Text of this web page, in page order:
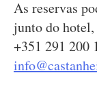
As reservas
junto do
+351 291 200